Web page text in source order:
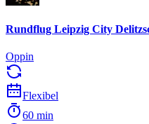
Rundflug Leipzig City
Oppin
Flexibel
60 min